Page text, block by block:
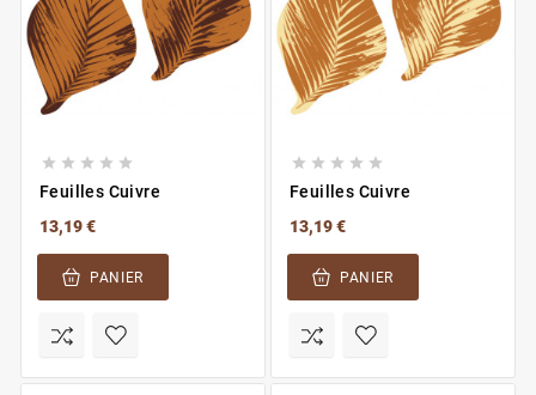
    
Feuilles Cuivre
13,19 €
PANIER
    
Feuilles Cuivre
13,19 €
PANIER